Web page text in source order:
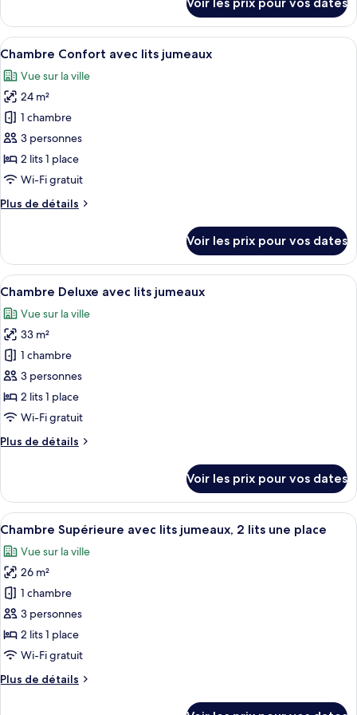
lits
jumeaux
le
type
de
Chambre
Standard
avec
lits
jumeaux
Afficher
toutes
les
photos
pour
ce
type
de
chambre :
Chambre
lits
jumeaux
Couette en duvet d'oie, coffres-forts
13
Chambre Confort avec lits jumeaux
Vue sur la ville
24 m²
1 chambre
3 personnes
2 lits 1 place
Wi-Fi gratuit
Plus de détails
Plus
le
type
de
Chambre
Confort
avec
lits
jumeaux
Voir les prix pour vos dates
Afficher
toutes
les
photos
pour
ce
type
de
chambre :
Chambre
lits
jumeaux
Une chambre d’hôtel avec deux lits,
11
Chambre Deluxe avec lits jumeaux
Vue sur la ville
33 m²
1 chambre
3 personnes
2 lits 1 place
Wi-Fi gratuit
Plus de détails
Plus
le
type
de
Chambre
Deluxe
avec
lits
jumeaux
Voir les prix pour vos dates
Afficher
toutes
les
photos
pour
ce
type
de
chambre :
Chambre
Chambre Supérieure avec lits
7
Chambre Supérieure avec lits jumeaux, 2 lits une place
Vue sur la ville
26 m²
1 chambre
3 personnes
2 lits 1 place
Wi-Fi gratuit
Plus de détails
Plus